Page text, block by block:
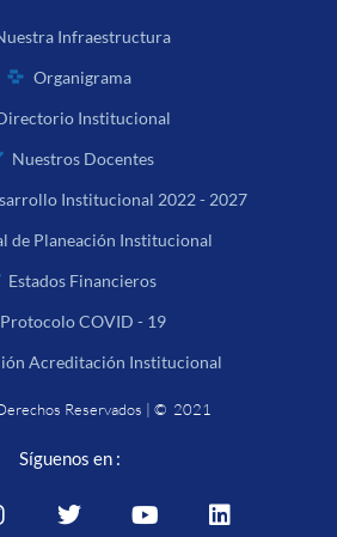
Infraestructura
Organigrama
Institucional
Nuestros Docentes
Institucional 2022 - 2027
de Planeación Institucional
Estados Financieros
Protocolo COVID - 19
Acreditación Institucional
Reservados | © 2021
Síguenos en :